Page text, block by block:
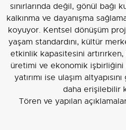
sınırlarında değil, gönül bağı
kalkınma ve dayanışma
koyuyor. Kentsel dönüşüm
yaşam standardını, kültür
etkinlik kapasitesini
üretimi ve ekonomik
yatırımı ise ulaşım
daha erişilebilir
Tören ve yapılan